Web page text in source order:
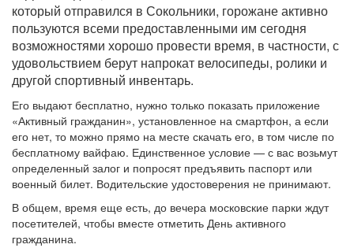
который отправился в Сокольники, горожане активно
пользуются всеми предоставленными им сегодня
возможностями хорошо провести время, в частности, с
удовольствием берут напрокат велосипеды, ролики и
другой спортивный инвентарь.
Его выдают бесплатно, нужно только показать приложение
«Активный гражданин», установленное на смартфон, а если
его нет, то можно прямо на месте скачать его, в том числе по
бесплатному вайфаю. Единственное условие — с вас возьмут
определенный залог и попросят предъявить паспорт или
военный билет. Водительские удостоверения не принимают.
В общем, время еще есть, до вечера московские парки ждут
посетителей, чтобы вместе отметить День активного
гражданина.